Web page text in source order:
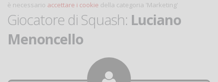
è necessario accettare i cookie della categoria 'Marketing'
Giocatore di Squash: Luciano
Menoncello